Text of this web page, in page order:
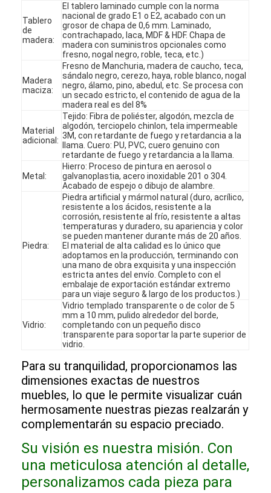
En casa
Productos
Los vídeos
Espectáculo VR
Sobre nosotros
Recorrido por la fábrica
Control de Calidad
Contáctenos
Noticias
Casos
Las preguntas
Ahora Charle
Tablero
de
madera:
El tablero laminado cumple con la norma
nacional de grado E1 o E2, acabado con un
grosor de chapa de 0,6 mm. Laminado,
contrachapado, laca, MDF & HDF. Chapa de
madera con suministros opcionales como
fresno, nogal negro, roble, teca, etc.)
Madera
maciza:
Fresno de Manchuria, madera de caucho, teca,
sándalo negro, cerezo, haya, roble blanco, nogal
negro, álamo, pino, abedul, etc. Se procesa con
un secado estricto, el contenido de agua de la
madera real es del 8%
Material
adicional:
Tejido: Fibra de poliéster, algodón, mezcla de
algodón, terciopelo chinlon, tela impermeable
3M, con retardante de fuego y retardancia a la
llama. Cuero: PU, PVC, cuero genuino con
retardante de fuego y retardancia a la llama.
Metal:
Hierro: Proceso de pintura en aerosol o
galvanoplastia, acero inoxidable 201 o 304.
Acabado de espejo o dibujo de alambre.
Piedra:
Piedra artificial y mármol natural (duro, acrílico,
resistente a los ácidos, resistente a la
corrosión, resistente al frío, resistente a altas
temperaturas y duradero, su apariencia y color
se pueden mantener durante más de 20 años.
El material de alta calidad es lo único que
adoptamos en la producción, terminando con
una mano de obra exquisita y una inspección
estricta antes del envío. Completo con el
embalaje de exportación estándar extremo
para un viaje seguro & largo de los productos.)
Vidrio:
Vidrio templado transparente o de color de 5
mm a 10 mm, pulido alrededor del borde,
completando con un pequeño disco
transparente para soportar la parte superior de
vidrio.
Para su tranquilidad, proporcionamos las
dimensiones exactas de nuestros
muebles, lo que le permite visualizar cuán
hermosamente nuestras piezas realzarán y
complementarán su espacio preciado.
Su visión es nuestra misión. Con
una meticulosa atención al detalle,
personalizamos cada pieza para